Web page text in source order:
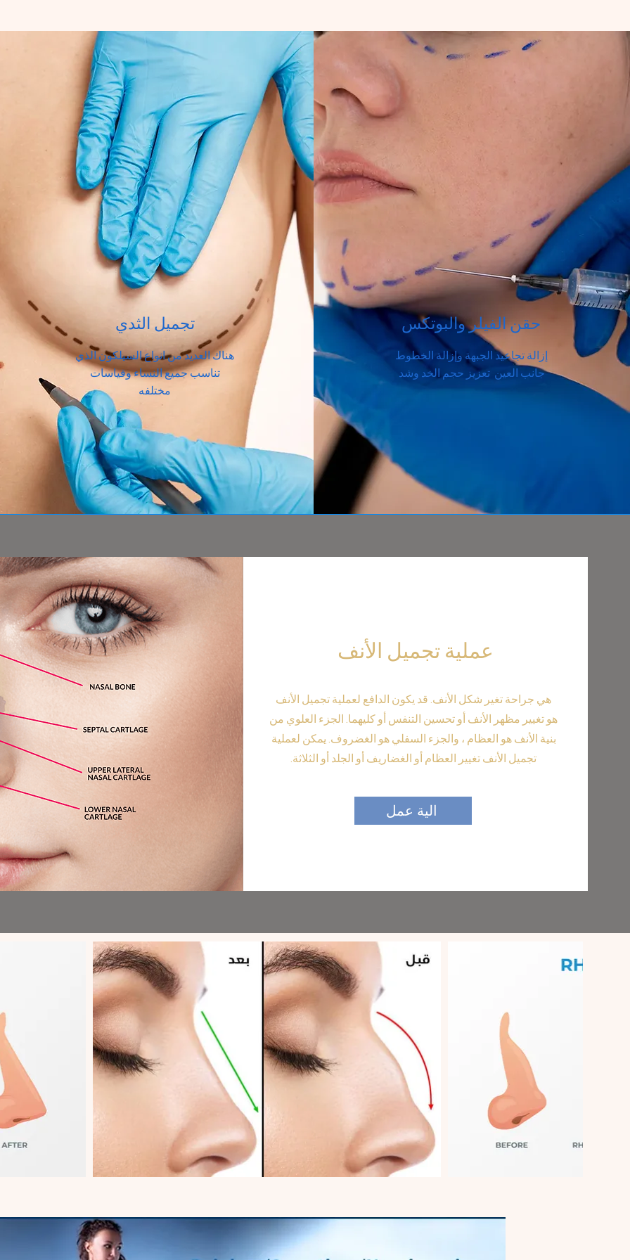
تجميل الثدي
هناك العديد من انواع السيلكون الذي
تناسب جميع النساء وقياسات
مختلفه
حقن الفيلر والبوتكس
إزالة تجاعيد الجبهة وإزالة الخطوط
جانب العين تعزيز حجم الخد وشد
‏عملية تجميل الأنف
هي جراحة تغير شكل الأنف. قد يكون الدافع لعملية تجميل الأنف
هو تغيير مظهر الأنف أو تحسين التنفس أو كليهما.‏ الجزء العلوي من
بنية الأنف هو العظام ، والجزء السفلي هو الغضروف. يمكن لعملية
تجميل الأنف تغيير العظام أو الغضاريف أو الجلد أو الثلاثة.
الية عمل